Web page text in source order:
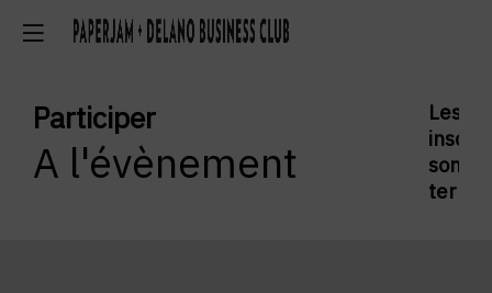
Participer
A l'évènement
Les
sont